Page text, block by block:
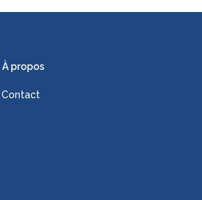
À propos
Contact